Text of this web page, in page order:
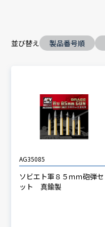
並び替え 製品番号順
AG35085
ソビエト軍８５ｍｍ砲弾セ
ット 真鍮製